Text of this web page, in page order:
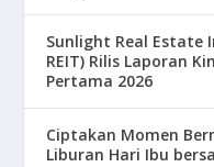
Sunlight Real Estate
REIT) Rilis Laporan
Pertama 2026
Ciptakan Momen
Liburan Hari Ibu